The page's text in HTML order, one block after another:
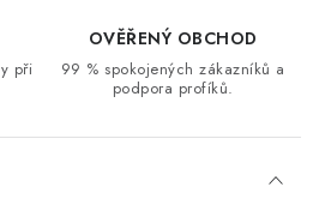
při
OVĚŘENÝ OBCHOD
99 % spokojených zákazníků a
podpora profíků.